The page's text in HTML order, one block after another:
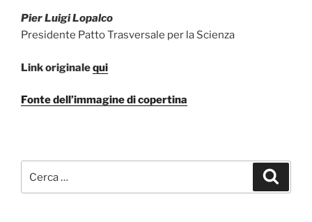
Pier Luigi Lopalco
Presidente Patto Trasversale per la Scienza
Link originalequi
Fonte dell’immagine di copertina